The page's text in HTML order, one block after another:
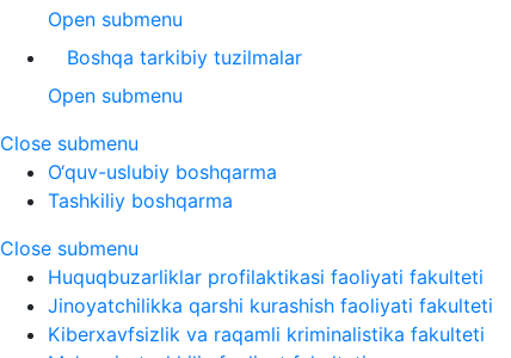
Open submenu
Boshqa tarkibiy tuzilmalar
Open submenu
Close submenu
O‘quv-uslubiy boshqarma
Tashkiliy boshqarma
Close submenu
Huquqbuzarliklar profilaktikasi faoliyati fakulteti
Jinoyatchilikka qarshi kurashish faoliyati fakulteti
Kiberxavfsizlik va raqamli kriminalistika fakulteti